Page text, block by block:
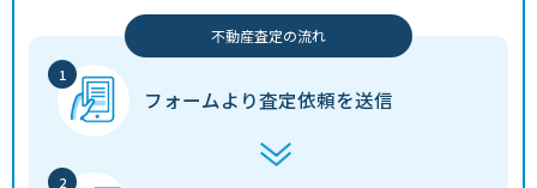
不動産査定の流れ
フォームより査定依頼を送信